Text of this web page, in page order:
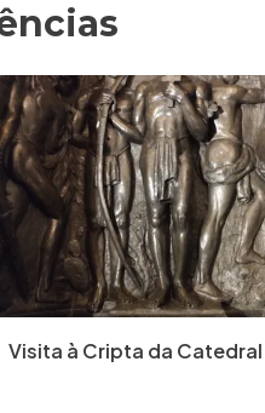
Visita à Cripta da Catedral